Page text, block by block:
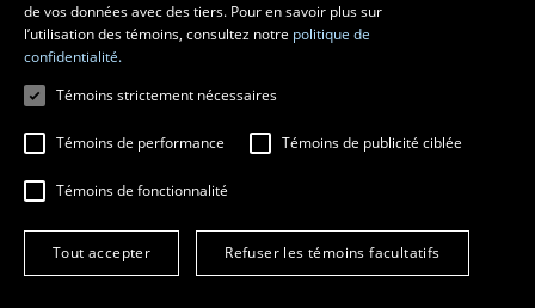
© 2026 Université Laval
Tous droits réservés
Conditions générales d'utilisation
Fraude en ligne
de vos données avec des tiers. Pour en savoir plus sur
l’utilisation des témoins, consultez notre politique de
confidentialité.
Témoins strictement nécessaires
Témoins de performance Témoins de publicité ciblée
Témoins de fonctionnalité
Tout accepter Refuser les témoins facultatifs